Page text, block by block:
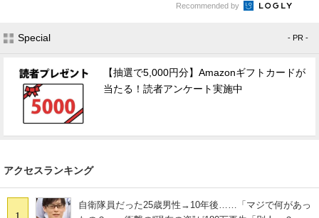
Recommended by
Special - PR -
【抽選で5,000円分】Amazonギフトカードが
当たる！読者アンケート実施中
アクセスランキング
1
自衛隊員だった25歳男性→10年後……「マジで何があっ